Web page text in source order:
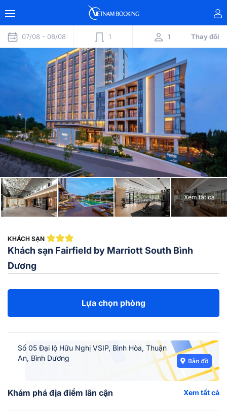
07/08 - 08/08 1 1 Thay đổi
Xem tất cả
KHÁCH SẠN
Khách sạn Fairfield by Marriott South Bình
Dương
Lựa chọn phòng
Số 05 Đại lộ Hữu Nghị VSIP, Bình Hòa, Thuận
An, Bình Dương
Khám phá địa điểm lân cận Xem tất cả